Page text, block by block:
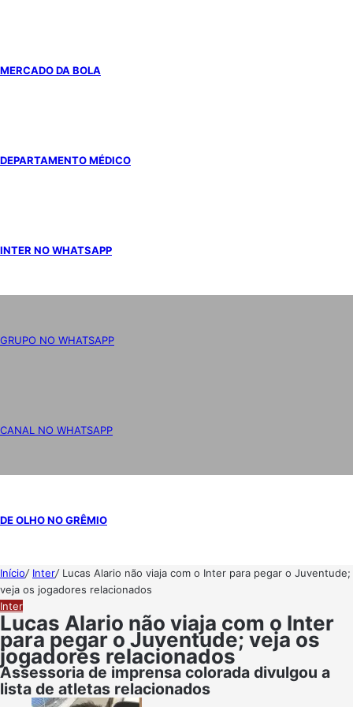
MERCADO DA BOLA
DEPARTAMENTO MÉDICO
INTER NO WHATSAPP
GRUPO NO WHATSAPP
CANAL NO WHATSAPP
DE OLHO NO GRÊMIO
Início/ Inter/ Lucas Alario não viaja com o Inter para pegar o Juventude;
veja os jogadores relacionados
Inter
Lucas Alario não viaja com o Inter
para pegar o Juventude; veja os
jogadores relacionados
Assessoria de imprensa colorada divulgou a
lista de atletas relacionados